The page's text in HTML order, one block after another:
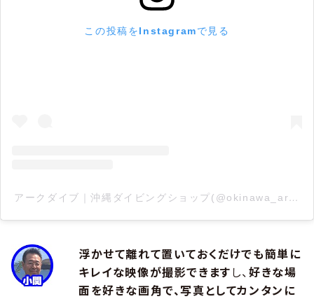
この投稿をInstagramで見る
アークダイブ｜沖縄ダイビングショップ
浮かせて離れて置いておくだけでも簡単に
キレイな映像が撮影できますし、好きな場
面を好きな画角で、写真としてカンタンに